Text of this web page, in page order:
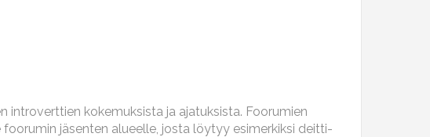
kokemuksista ja ajatuksista. Foorumien
jäsenten alueelle, josta löytyy esimerkiksi deitti-